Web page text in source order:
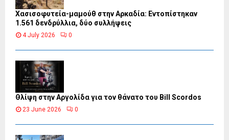
Χασισοφυτεία-μαμούθ στην Αρκαδία: Εντοπίστηκαν
1.561 δενδρύλλια, δύο συλλήψεις
4 July 2026 0
Θλίψη στην Αργολίδα για τον θάνατο του Bill Scordos
23 June 2026 0